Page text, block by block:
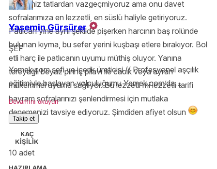
Bildiğimiz tatlardan vazgeçmiyoruz ama onu davet
sofralarımıza en lezzetli, en süslü haliyle getiriyoruz.
Patlıcan yine aynı şekilde pişerken harcının baş rolünde
bulunan kıyma, bu sefer yerini kuşbaşı etlere bırakıyor. Bol
etli harç ile patlıcanın uyumu müthiş oluyor. Yanına
tereyağlı beyaz pirinç pilavı ile cacık veya ayran
mükemmel uyumu sağlıyor. Bu lezzetli mi lezzetli tarifi
bayram sofralarınızı şenlendirmesi için mutlaka
denemenizi tavsiye ediyoruz. Şimdiden afiyet olsun
Yasemin Gürsürer
ŞEF
Yemek.com şefi ve içerik üreticisi // Profesyonel aşçılık
eğitimiyle başlayan yolculuğumu Yemek.com’da
sürdürüyorum. Teknik bilgiyle yoğrulmuş, ilham veren
tarifler hazırlamak benim için sadece iş değil, büyük bir
tutku. 🍔🍳🥑
Devamını okuyun
Takip et
KAÇ
KİŞİLİK
10 adet